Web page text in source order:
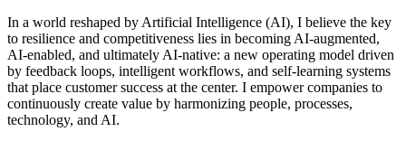
In a world reshaped by Artificial Intelligence (AI), I believe the key
to resilience and competitiveness lies in becoming AI-augmented,
AI-enabled, and ultimately AI-native: a new operating model driven
by feedback loops, intelligent workflows, and self-learning systems
that place customer success at the center. I empower companies to
continuously create value by harmonizing people, processes,
technology, and AI.